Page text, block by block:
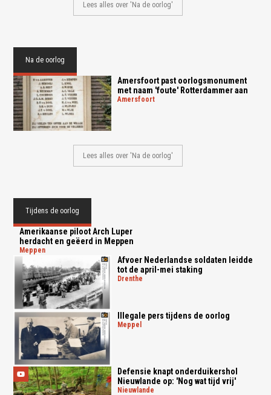
Lees alles over 'Na de oorlog'
Na de oorlog
Amersfoort past oorlogsmonument
met naam 'foute' Rotterdammer aan
amersfoort
Lees alles over 'Na de oorlog'
Tijdens de oorlog
Amerikaanse piloot Arch Luper
herdacht en geëerd in Meppen
meppen
Afvoer Nederlandse soldaten leidde
tot de april-mei staking
drenthe
Illegale pers tijdens de oorlog
meppel
Defensie knapt onderduikershol
Nieuwlande op: 'Nog wat tijd vrij'
nieuwlande